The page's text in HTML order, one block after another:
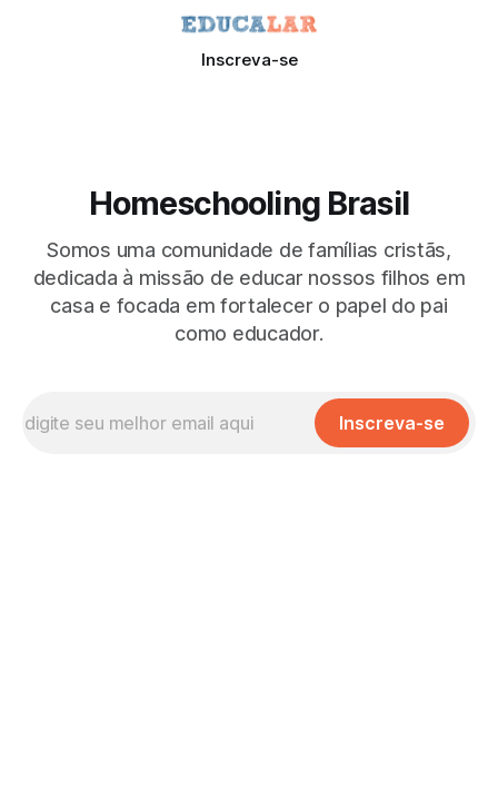
Inscreva-se
Homeschooling Brasil
Somos uma comunidade de famílias cristãs,
dedicada à missão de educar nossos filhos em
casa e focada em fortalecer o papel do pai
como educador.
Inscreva-se